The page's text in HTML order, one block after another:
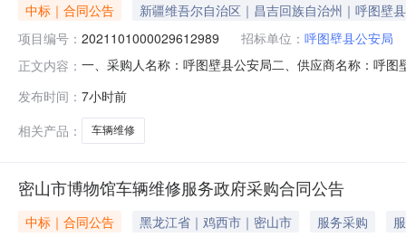
中标｜合同公告
新疆维吾尔自治区｜昌吉回族自治州｜呼图壁县
项目编号： 2021101000029612989 招标单位： 呼图壁县公安局
正文内容： 一、采购人名称：呼图壁县公安局二、供应商名称：呼
其它事项：详见附件中的合同文件八、联系方式1、采购
发布时间： 7小时前
相关产品：
车辆维修
密山市博物馆车辆维修服务政府采购合同公告
中标｜合同公告 黑龙江省｜鸡西市｜密山市 服务采购